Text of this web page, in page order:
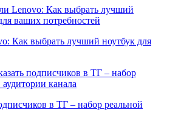
Как выбрать лучший ноутбук для
в ТГ – набор реальной